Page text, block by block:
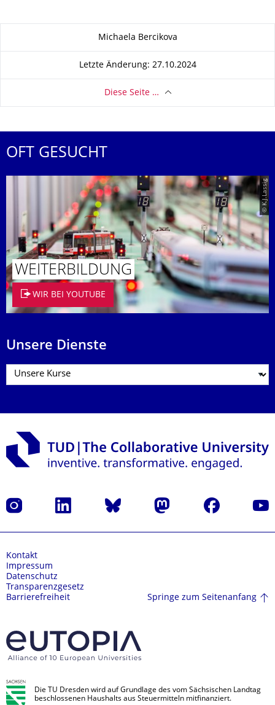
Michaela Bercikova
Letzte Änderung: 27.10.2024
Diese Seite …
OFT GESUCHT
© K.J.Lassig
WEITERBIL­DUNG
WIR BEI YOUTUBE
Unsere Dienste
Instagram LinkedIn Bluesky Mastodon Facebook
Kontakt
Impressum
Datenschutz
Transparenzgesetz
Barrierefreiheit
Springe zum Seitenanfang
Die TU Dresden wird auf Grundlage des vom Sächsischen Landtag
beschlossenen Haushalts aus Steuermitteln mitfinanziert.